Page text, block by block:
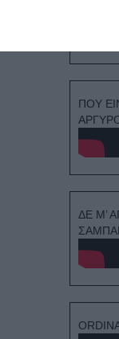
ΠΟΥ
ΔΕ Μ’